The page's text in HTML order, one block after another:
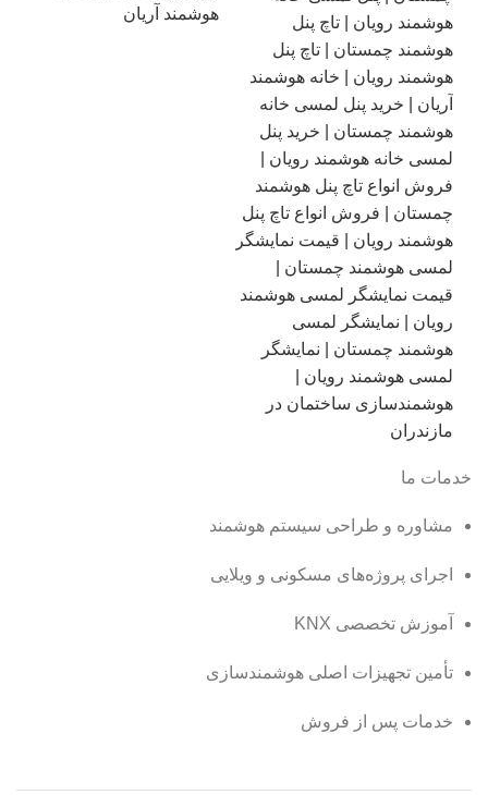
هوشمند آریان
خدمات ما
مشاوره و طراحی سیستم هوشمند
اجرای پروژه‌های مسکونی و ویلایی
آموزش تخصصی KNX
تأمین تجهیزات اصلی هوشمندسازی
خدمات پس از فروش